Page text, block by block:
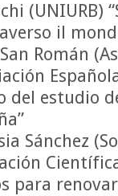
(UNIURB)
il
Román
del estudio
Sánchez
para